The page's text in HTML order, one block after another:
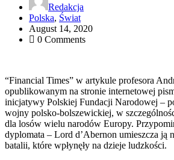
Redakcja
Polska, Świat
August 14, 2020
0 Comments
“Financial Times” w artykule profesora
opublikowanym na stronie internetowej
inicjatywy Polskiej Fundacji Narodowej –
wojny polsko-bolszewickiej, w
dla losów wielu narodów Europy.
dyplomata – Lord d’Abernon umieszcza ją
batalii, które wpłynęły na dzieje ludzkości.